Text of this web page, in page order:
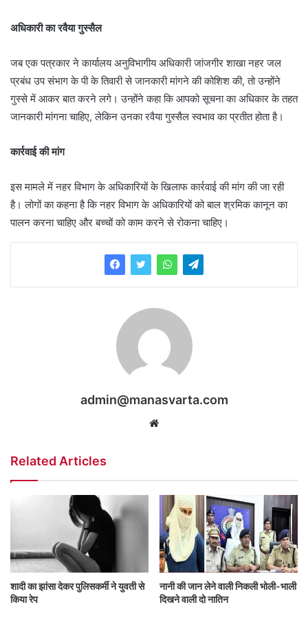
अधिकारी का रवैया गुस्सैल
जब एक पत्रकार ने कार्यालय अनुविभागीय अधिकारी जांजगीर शाखा नहर जल
प्रबंध उप संभाग के पी के तिवारी से जानकारी मांगने की कोशिश की, तो उन्होंने
गुस्से में आकर बात करने लगे। उन्होंने कहा कि आपको सूचना का अधिकार के तहत
जानकारी मांगना चाहिए, लेकिन उनका रवैया गुस्सैल स्वभाव का प्रतीत होता है।
कार्रवाई की मांग
इस मामले में नहर विभाग के अधिकारियों के खिलाफ कार्रवाई की मांग की जा रही
है। लोगों का कहना है कि नहर विभाग के अधिकारियों को बाल श्रमिक कानून का
पालन करना चाहिए और बच्चों को काम करने से रोकना चाहिए।
admin@manasvarta.com
Website
Related Articles
शादी का झांसा देकर पुलिसकर्मी ने युवती से
किया रेप
नानी की जान लेने वाली निकली भोली-भाली
दिखने वाली दो नातिन